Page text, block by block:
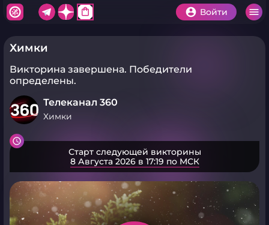
shopping_bag Войти
Химки
Викторина завершена. Победители
определены.
Телеканал 360
Химки
Старт следующей викторины
8 Августа 2026 в 17:19 по МСК